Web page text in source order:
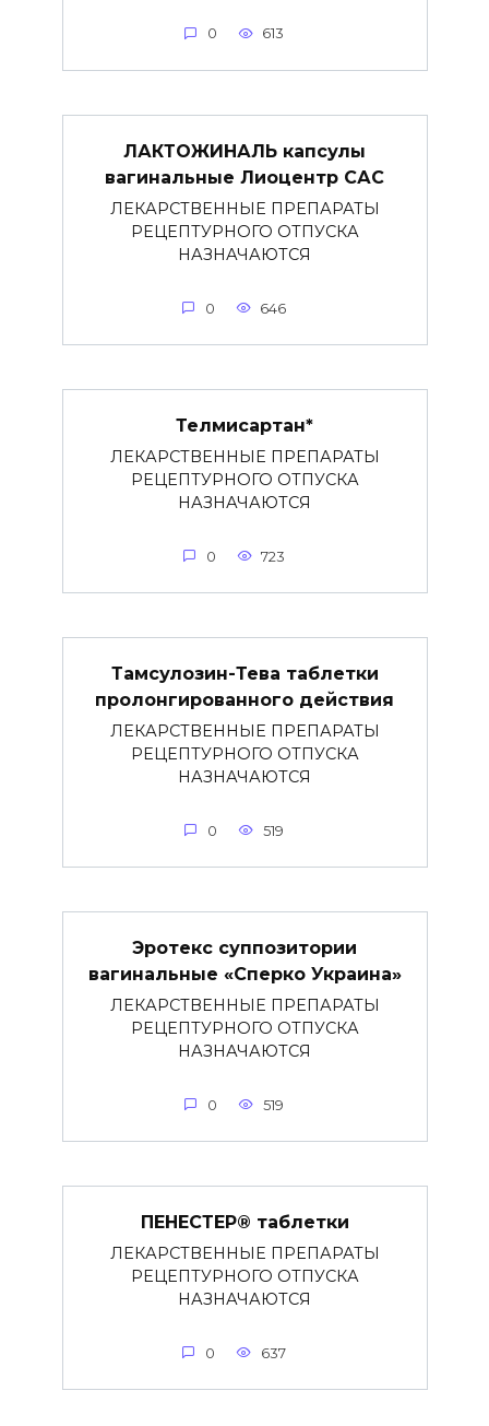
0 613
ЛАКТОЖИНАЛЬ капсулы
вагинальные Лиоцентр САС
ЛЕКАРСТВЕННЫЕ ПРЕПАРАТЫ
РЕЦЕПТУРНОГО ОТПУСКА
НАЗНАЧАЮТСЯ
0 646
Телмисартан*
ЛЕКАРСТВЕННЫЕ ПРЕПАРАТЫ
РЕЦЕПТУРНОГО ОТПУСКА
НАЗНАЧАЮТСЯ
0 723
Тамсулозин-Тева таблетки
пролонгированного действия
ЛЕКАРСТВЕННЫЕ ПРЕПАРАТЫ
РЕЦЕПТУРНОГО ОТПУСКА
НАЗНАЧАЮТСЯ
0 519
Эротекс суппозитории
вагинальные «Сперко Украина»
ЛЕКАРСТВЕННЫЕ ПРЕПАРАТЫ
РЕЦЕПТУРНОГО ОТПУСКА
НАЗНАЧАЮТСЯ
0 519
ПЕНЕСТЕР® таблетки
ЛЕКАРСТВЕННЫЕ ПРЕПАРАТЫ
РЕЦЕПТУРНОГО ОТПУСКА
НАЗНАЧАЮТСЯ
0 637